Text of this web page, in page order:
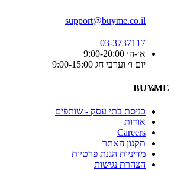
support@buyme.co.il
03-3737117
א׳-ה׳ 9:00-20:00
יום ו׳ וערבי חג 9:00-15:00
BUYME
כניסת בתי עסק - שותפים
אודות
Careers
תקנון האתר
מדיניות הגנת פרטיות
הצהרת נגישות